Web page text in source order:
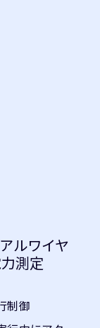
ルワイヤ
測定
制御